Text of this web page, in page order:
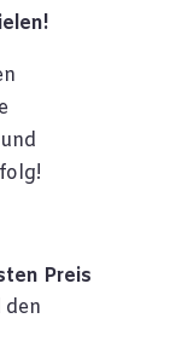
Preis
den